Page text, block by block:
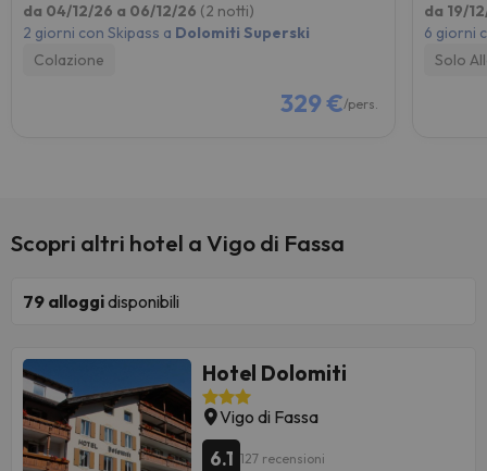
da 04/12/26 a 06/12/26 (2 notti)
2 giorni con Skipass a Dolomiti Superski
Colazione
329 €/pers.
da 19/
6 giorni
Solo
Scopri altri hotel a Vigo di Fassa
79 alloggidisponibili
Hotel Dolomiti
Vigo di Fassa
6.1 127 recensioni